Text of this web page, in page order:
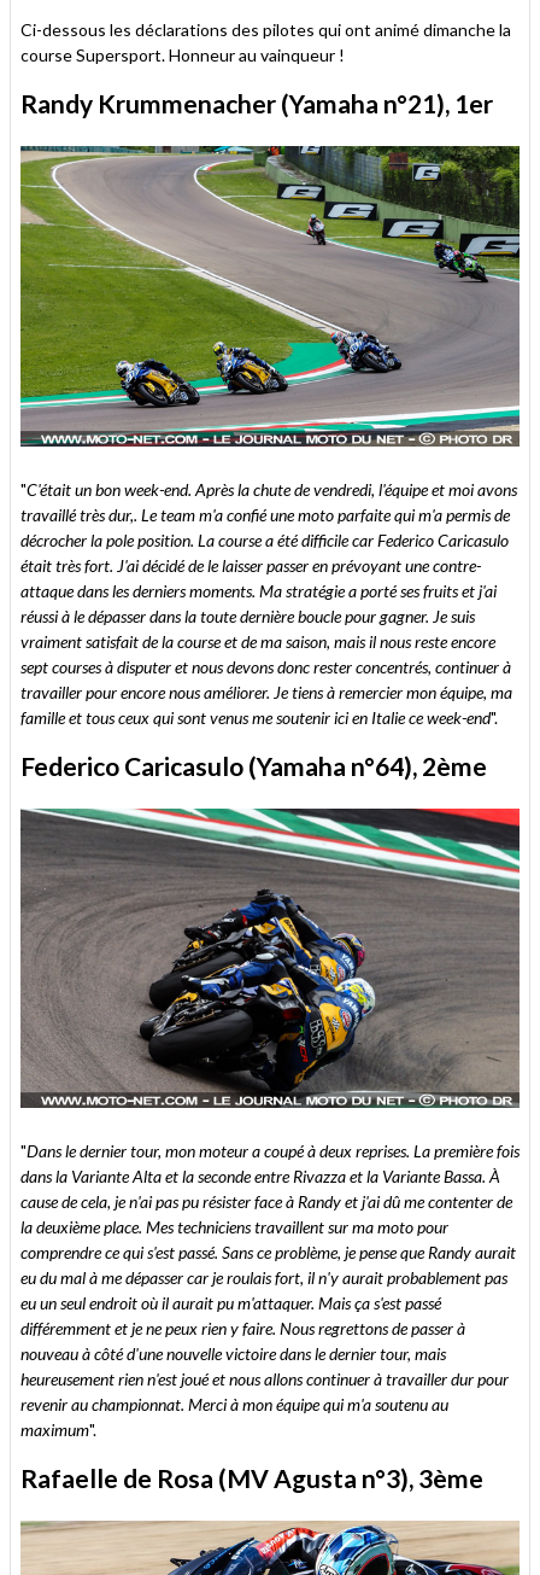
Ci-dessous les déclarations des pilotes qui ont animé dimanche la
course Supersport. Honneur au vainqueur !
Randy Krummenacher (Yamaha n°21), 1er
"C'était un bon week-end. Après la chute de vendredi, l'équipe et moi avons
travaillé très dur,. Le team m'a confié une moto parfaite qui m'a permis de
décrocher la pole position. La course a été difficile car Federico Caricasulo
était très fort. J'ai décidé de le laisser passer en prévoyant une contre-
attaque dans les derniers moments. Ma stratégie a porté ses fruits et j'ai
réussi à le dépasser dans la toute dernière boucle pour gagner. Je suis
vraiment satisfait de la course et de ma saison, mais il nous reste encore
sept courses à disputer et nous devons donc rester concentrés, continuer à
travailler pour encore nous améliorer. Je tiens à remercier mon équipe, ma
famille et tous ceux qui sont venus me soutenir ici en Italie ce week-end".
Federico Caricasulo (Yamaha n°64), 2ème
"Dans le dernier tour, mon moteur a coupé à deux reprises. La première fois
dans la Variante Alta et la seconde entre Rivazza et la Variante Bassa. À
cause de cela, je n'ai pas pu résister face à Randy et j'ai dû me contenter de
la deuxième place. Mes techniciens travaillent sur ma moto pour
comprendre ce qui s'est passé. Sans ce problème, je pense que Randy aurait
eu du mal à me dépasser car je roulais fort, il n'y aurait probablement pas
eu un seul endroit où il aurait pu m'attaquer. Mais ça s'est passé
différemment et je ne peux rien y faire. Nous regrettons de passer à
nouveau à côté d'une nouvelle victoire dans le dernier tour, mais
heureusement rien n'est joué et nous allons continuer à travailler dur pour
revenir au championnat. Merci à mon équipe qui m'a soutenu au
maximum".
Rafaelle de Rosa (MV Agusta n°3), 3ème